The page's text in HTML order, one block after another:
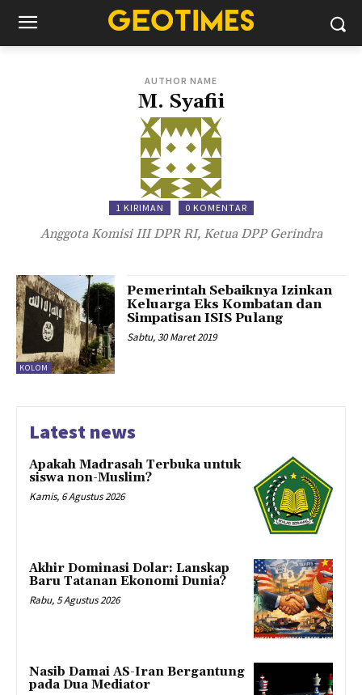
AUTHOR NAME
M. Syafii
1 KIRIMAN 0 KOMENTAR
Anggota Komisi III DPR RI, Ketua DPP Gerindra
KOLOM
Pemerintah Sebaiknya Izinkan
Keluarga Eks Kombatan dan
Simpatisan ISIS Pulang
Sabtu, 30 Maret 2019
Latest news
Apakah Madrasah Terbuka untuk
siswa non-Muslim?
Kamis, 6 Agustus 2026
Akhir Dominasi Dolar: Lanskap
Baru Tatanan Ekonomi Dunia?
Rabu, 5 Agustus 2026
Nasib Damai AS-Iran Bergantung
pada Dua Mediator